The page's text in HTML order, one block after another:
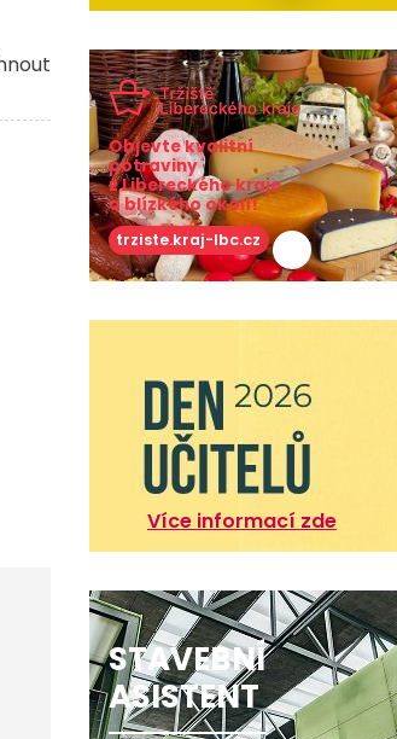
Objevte kvalitní
potraviny
z Libereckého kraje
a blízkého okolí!
trziste.kraj-lbc.cz
Více informací zde
STAVEBNÍ
ASISTENT